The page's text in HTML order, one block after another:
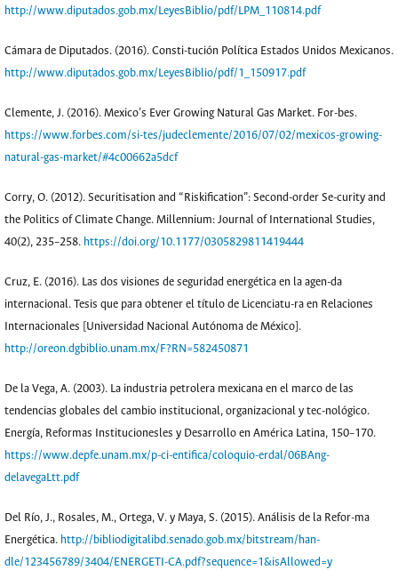
http://www.diputados.gob.mx/LeyesBiblio/pdf/LPM_110814.pdf
Cámara de Diputados. (2016). Consti-tución Política Estados Unidos Mexicanos.
http://www.diputados.gob.mx/LeyesBiblio/pdf/1_150917.pdf
Clemente, J. (2016). Mexico’s Ever Growing Natural Gas Market. For-bes.
https://www.forbes.com/si-tes/judeclemente/2016/07/02/mexicos-growing-
natural-gas-market/#4c00662a5dcf
Corry, O. (2012). Securitisation and “Riskification”: Second-order Se-curity and
the Politics of Climate Change. Millennium: Journal of International Studies,
40(2), 235–258. https://doi.org/10.1177/0305829811419444
Cruz, E. (2016). Las dos visiones de seguridad energética en la agen-da
internacional. Tesis que para obtener el título de Licenciatu-ra en Relaciones
Internacionales [Universidad Nacional Autónoma de México].
http://oreon.dgbiblio.unam.mx/F?RN=582450871
De la Vega, A. (2003). La industria petrolera mexicana en el marco de las
tendencias globales del cambio institucional, organizacional y tec-nológico.
Energía, Reformas Institucionesles y Desarrollo en América Latina, 150–170.
https://www.depfe.unam.mx/p-ci-entifica/coloquio-erdal/06BAng-
delavegaLtt.pdf
Del Río, J., Rosales, M., Ortega, V. y Maya, S. (2015). Análisis de la Refor-ma
Energética. http://bibliodigitalibd.senado.gob.mx/bitstream/han-
dle/123456789/3404/ENERGETI-CA.pdf?sequence=1&isAllowed=y